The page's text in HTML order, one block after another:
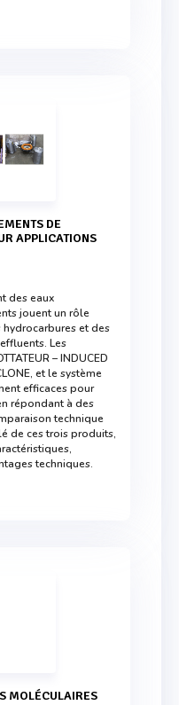
APPLICATIONS
des eaux
jouent un rôle
et des
Les
– INDUCED
et le système
efficaces pour
répondant à des
technique
de ces trois produits,
techniques.